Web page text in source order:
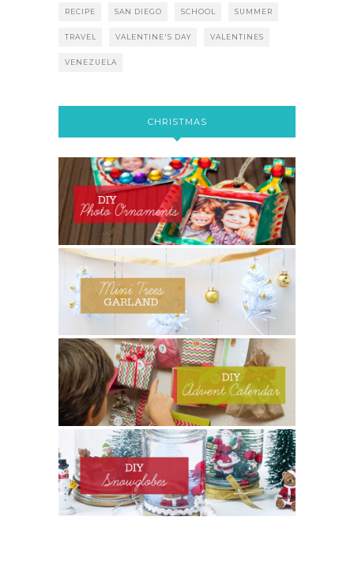
RECIPE SAN DIEGO SCHOOL SUMMER
TRAVEL VALENTINE'S DAY VALENTINES
VENEZUELA
CHRISTMAS